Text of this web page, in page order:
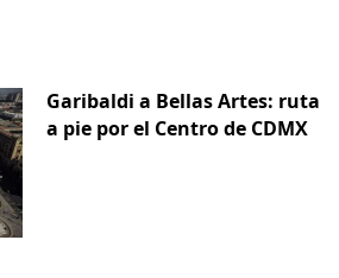
Garibaldi a Bellas Artes: ruta
a pie por el Centro de CDMX